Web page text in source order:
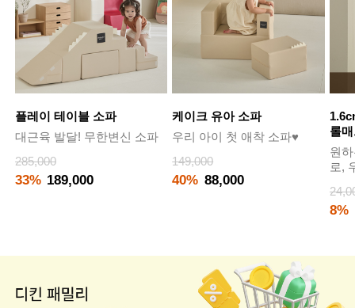
플레이 테이블 소파
대근육 발달! 무한변신 소파
285,000
33% 189,000
케이크 유아 소파
우리 아이 첫 애착 소파♥
149,000
40% 88,000
롤
원
로,
8%